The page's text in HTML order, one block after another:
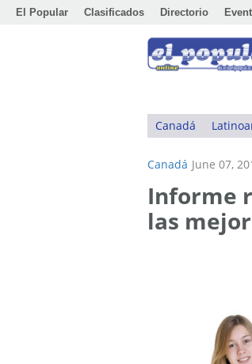
El Popular Clasificados Directorio
Canadá
Canadá June 07,
Informe
las